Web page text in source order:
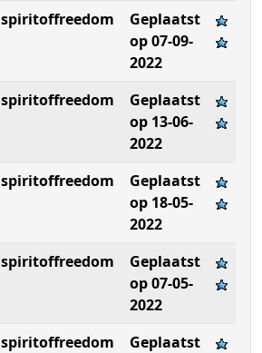
spiritoffreedom
Geplaatst
op 07-09-
2022
spiritoffreedom
Geplaatst
op 13-06-
2022
spiritoffreedom
Geplaatst
op 18-05-
2022
spiritoffreedom
Geplaatst
op 07-05-
2022
spiritoffreedom
Geplaatst